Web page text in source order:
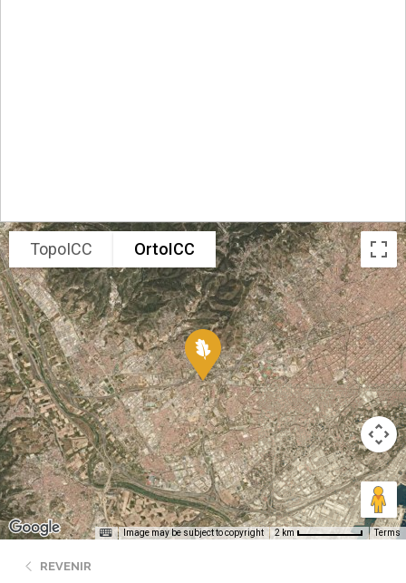
TopoICC OrtoICC
Image may be subject to copyright 2 km Terms
REVENIR